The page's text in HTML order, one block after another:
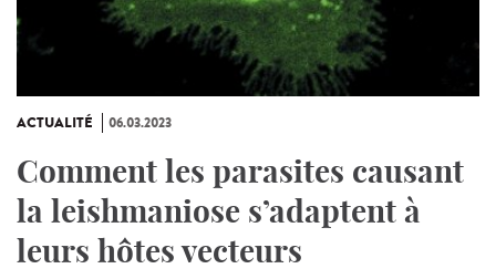
ACTUALITÉ 06.03.2023
Comment les parasites causant
la leishmaniose s’adaptent à
leurs hôtes vecteurs